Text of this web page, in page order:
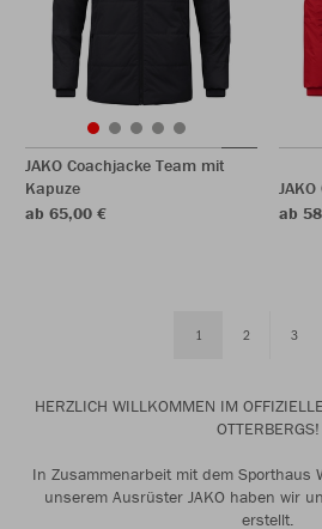
JAKO Coachjacke Team mit
Kapuze
ab 65,00 €
ab
1 2 3
HERZLICH WILLKOMMEN IM
OTTERBERGS!
In Zusammenarbeit mit dem Sporthaus
unserem Ausrüster JAKO haben wir
erstellt.